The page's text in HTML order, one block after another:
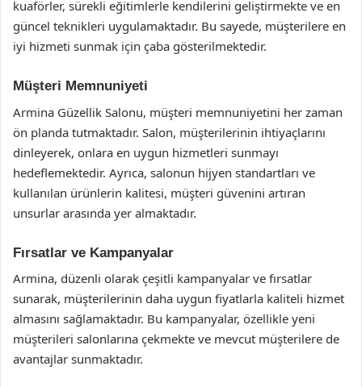
kuaförler, sürekli eğitimlerle kendilerini geliştirmekte ve en
güncel teknikleri uygulamaktadır. Bu sayede, müşterilere en
iyi hizmeti sunmak için çaba gösterilmektedir.
Müşteri Memnuniyeti
Armina Güzellik Salonu, müşteri memnuniyetini her zaman
ön planda tutmaktadır. Salon, müşterilerinin ihtiyaçlarını
dinleyerek, onlara en uygun hizmetleri sunmayı
hedeflemektedir. Ayrıca, salonun hijyen standartları ve
kullanılan ürünlerin kalitesi, müşteri güvenini artıran
unsurlar arasında yer almaktadır.
Fırsatlar ve Kampanyalar
Armina, düzenli olarak çeşitli kampanyalar ve fırsatlar
sunarak, müşterilerinin daha uygun fiyatlarla kaliteli hizmet
almasını sağlamaktadır. Bu kampanyalar, özellikle yeni
müşterileri salonlarına çekmekte ve mevcut müşterilere de
avantajlar sunmaktadır.